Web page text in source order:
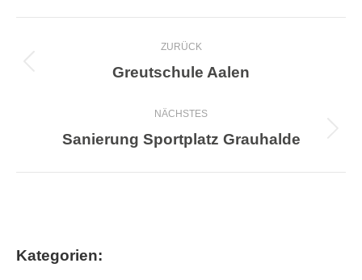
navigation
ZURÜCK
Previous
Greutschule Aalen
NÄCHSTES
Next
Sanierung Sportplatz Grauhalde
Kategorien: